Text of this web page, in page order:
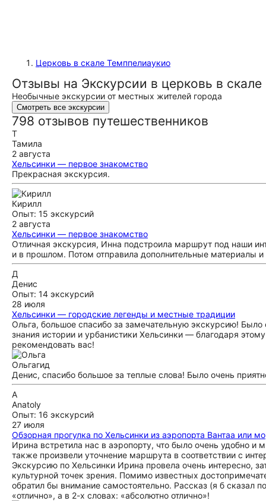
Церковь в скале Темппелиаукио
Отзывы на Экскурсии в церковь в
Необычные экскурсии от местных жителей города
Смотреть все экскурсии
798 отзывов путешественников
Т
Тамила
2 августа
Хельсинки — первое знакомство
Прекрасная экскурсия.
Кирилл
Опыт: 15 экскурсий
2 августа
Хельсинки — первое знакомство
Отличная экскурсия, Инна подстроила маршрут под наши
и в прошлом. Потом отправила дополнительные материалы и
Д
Денис
Опыт: 14 экскурсий
28 июля
Хельсинки — городские легенды и местные традиции
Ольга, большое спасибо за замечательную экскурсию! Было
знания истории и урбанистики Хельсинки — благодаря
рекомендовать вас!
Ольгагид
Денис, спасибо большое за теплые слова! Было очень
A
Anatoly
Опыт: 16 экскурсий
27 июля
Обзорная прогулка по Хельсинки из аэропорта Вантаа или
Ирина встретила нас в аэропорту, что было очень удобно
также произвели уточнение маршрута в соответствии с
Экскурсию по Хельсинки Ирина провела очень интересно,
культурной точек зрения. Помимо известных
обратил бы внимание самостоятельно. Рассказ (я б сказал
«отлично», а в 2-х словах: «абсолютно отлично»!